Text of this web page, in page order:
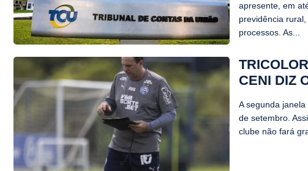
apresente, em
previdência
processos. As...
CENI DIZ
A segunda
de setembro.
clube não fará